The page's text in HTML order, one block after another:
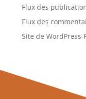
Flux des
Flux des
Site de WordPress-